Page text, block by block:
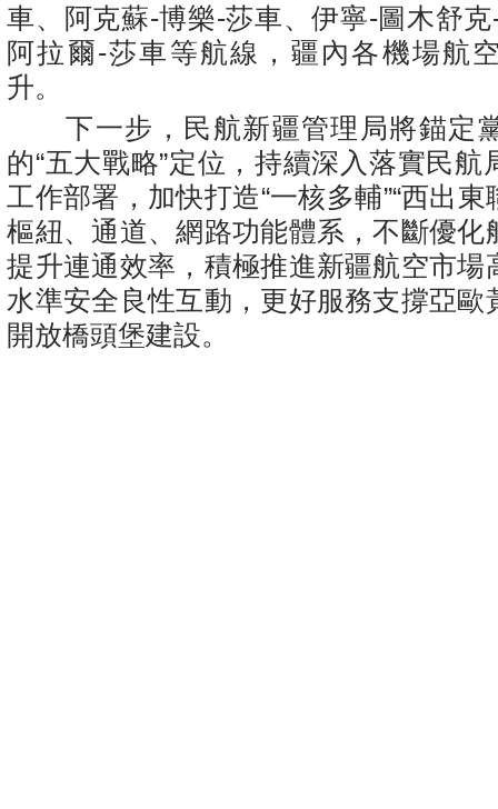
車、阿克蘇-博樂-莎車、伊寧-圖木舒
阿拉爾-莎車等航線，疆內各機場航
升。
下一步，民航新疆管理局將錨定
的“五大戰略”定位，持續深入落實民航
工作部署，加快打造“一核多輔”“西出東
樞紐、通道、網路功能體系，不斷優化
提升連通效率，積極推進新疆航空市場
水準安全良性互動，更好服務支撐亞歐
開放橋頭堡建設。